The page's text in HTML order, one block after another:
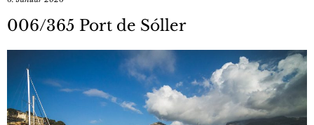
006/365 Port de Sóller